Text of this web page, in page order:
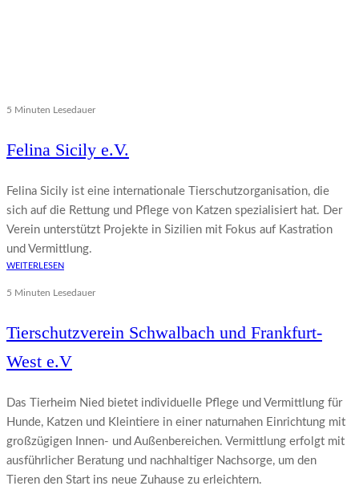
5 Minuten Lesedauer
Felina Sicily e.V.
Felina Sicily ist eine internationale Tierschutzorganisation, die
sich auf die Rettung und Pflege von Katzen spezialisiert hat. Der
Verein unterstützt Projekte in Sizilien mit Fokus auf Kastration
und Vermittlung.
WEITERLESEN
5 Minuten Lesedauer
Tierschutzverein Schwalbach und Frankfurt-
West e.V
Das Tierheim Nied bietet individuelle Pflege und Vermittlung für
Hunde, Katzen und Kleintiere in einer naturnahen Einrichtung mit
großzügigen Innen- und Außenbereichen. Vermittlung erfolgt mit
ausführlicher Beratung und nachhaltiger Nachsorge, um den
Tieren den Start ins neue Zuhause zu erleichtern.